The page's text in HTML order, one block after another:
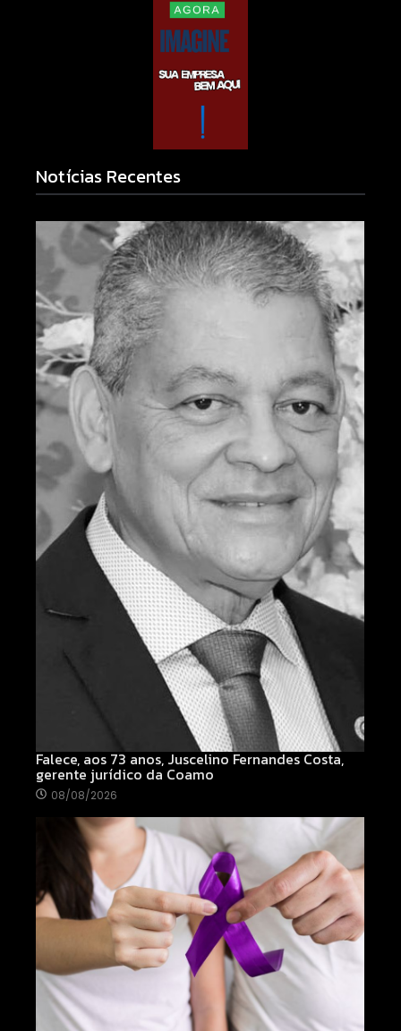
Notícias Recentes
Falece, aos 73 anos, Juscelino Fernandes Costa,
gerente jurídico da Coamo
08/08/2026